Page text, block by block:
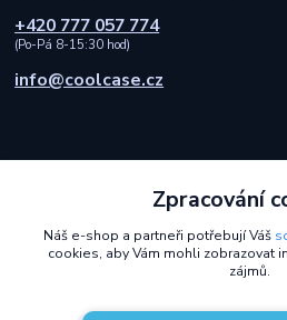
+420 777 057 774
(Po-Pá 8-15:30 hod)
info@coolcase.cz
Rychlá a spolehlivá doprava i
2014 - 2026 © Coolcase.cz - Pouzdra,
Zpracování
Náš e-shop a partneři potřebují Váš
cookies, aby Vám mohli zobrazovat
zájmů.